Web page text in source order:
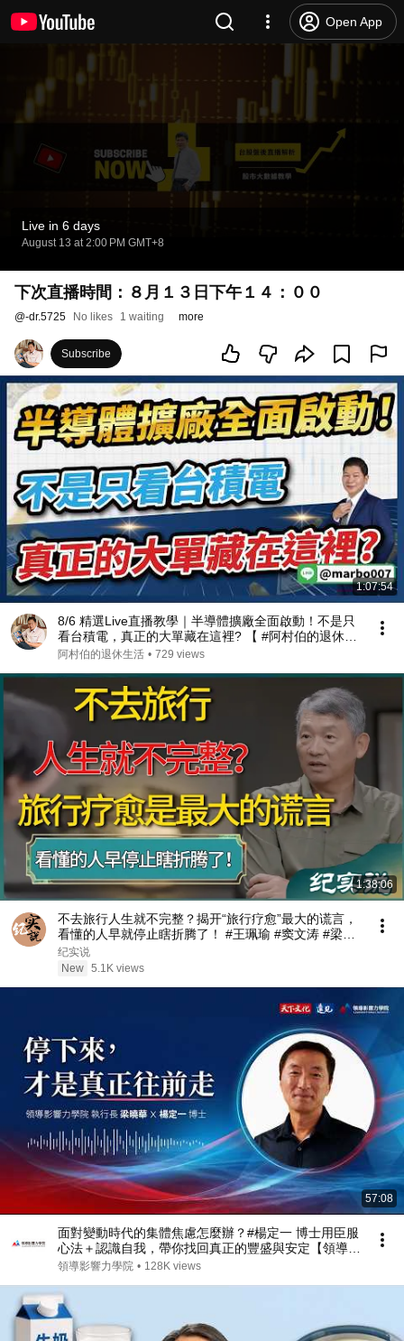
Open App
Live in 6 days
August 13 at 2:00 PM GMT+8
下次直播時間：８月１３日下午１４：００
@-dr.5725 No likes 1 waiting more
Subscribe
1:07:54
8/6 精選Live直播教學｜半導體擴廠全面啟動！不是只
看台積電，真正的大單藏在這裡? 【 #阿村伯的退休生
活】
阿村伯的退休生活 • 729 views
1:38:06
不去旅行人生就不完整？揭开“旅行疗愈”最大的谎言，
看懂的人早就停止瞎折腾了！ #王珮瑜 #窦文涛 #梁文
道 #圆桌派 #白先勇
纪实说
New 5.1K views
57:08
面對變動時代的集體焦慮怎麼辦？#楊定一 博士用臣服
心法＋認識自我，帶你找回真正的豐盛與安定【領導影
響力學院✕對話領導力】EP32
領導影響力學院 • 128K views